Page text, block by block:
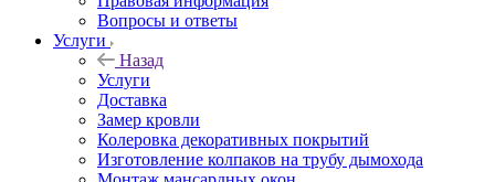
Вопросы и ответы
Услуги
Назад
Услуги
Доставка
Замер кровли
Колеровка декоративных покрытий
Изготовление колпаков на трубу дымохода